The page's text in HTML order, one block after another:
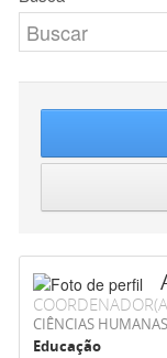
CIÊNCIAS HUMANAS
Educação